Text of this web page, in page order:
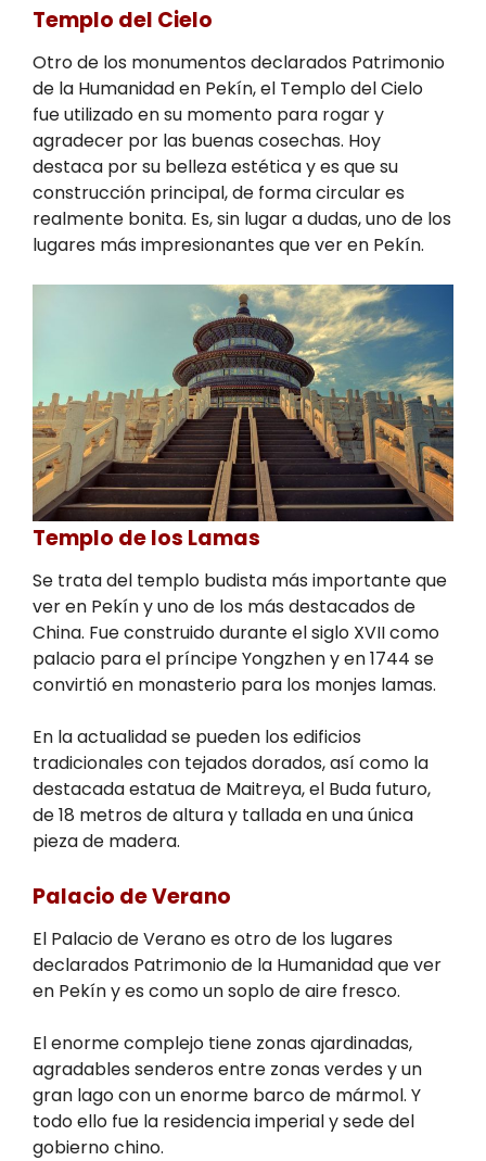
Templo del Cielo
Otro de los monumentos declarados Patrimonio
de la Humanidad en Pekín, el Templo del Cielo
fue utilizado en su momento para rogar y
agradecer por las buenas cosechas. Hoy
destaca por su belleza estética y es que su
construcción principal, de forma circular es
realmente bonita. Es, sin lugar a dudas, uno de los
lugares más impresionantes que ver en Pekín.
Templo de los Lamas
Se trata del templo budista más importante que
ver en Pekín y uno de los más destacados de
China. Fue construido durante el siglo XVII como
palacio para el príncipe Yongzhen y en 1744 se
convirtió en monasterio para los monjes lamas.
En la actualidad se pueden los edificios
tradicionales con tejados dorados, así como la
destacada estatua de Maitreya, el Buda futuro,
de 18 metros de altura y tallada en una única
pieza de madera.
Palacio de Verano
El Palacio de Verano es otro de los lugares
declarados Patrimonio de la Humanidad que ver
en Pekín y es como un soplo de aire fresco.
El enorme complejo tiene zonas ajardinadas,
agradables senderos entre zonas verdes y un
gran lago con un enorme barco de mármol. Y
todo ello fue la residencia imperial y sede del
gobierno chino.